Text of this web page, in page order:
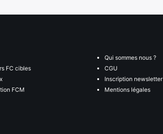
FC cibles
FCM
Qui sommes nous ?
CGU
Inscription newsletter
Mentions légales